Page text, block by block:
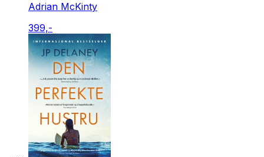
Adrian McKinty
399,-